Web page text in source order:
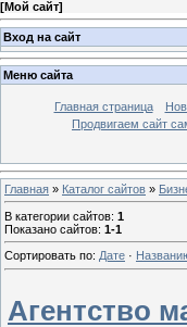
[Мой сайт]
Вход на сайт
Меню сайта
Главная страница
Продвигаем сайт
Главная » Каталог сайтов »
В категории сайтов: 1
Показано сайтов: 1-1
Сортировать по: Дате ·
Агентство